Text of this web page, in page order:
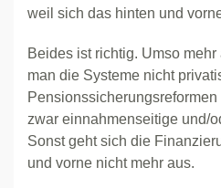
weil sich das hinten und
Beides ist richtig. Umso
man die Systeme nicht
zwar einnahmenseitige und/
Sonst geht sich die
und vorne nicht mehr aus.